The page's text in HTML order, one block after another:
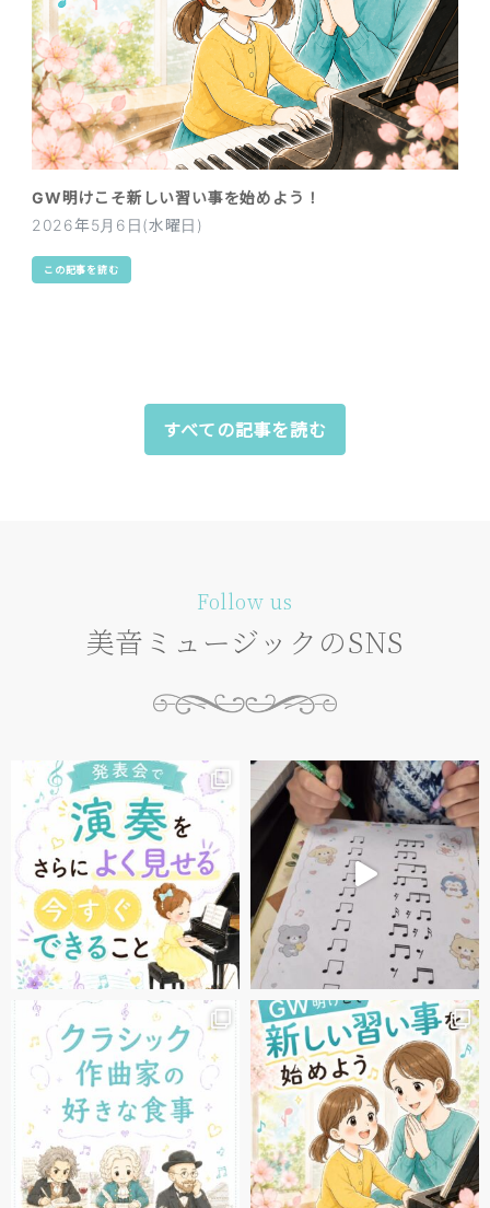
GW明けこそ新しい習い事を始めよう！
2026年5月6日(水曜日)
この記事を読む
すべての記事を読む
Follow us
美音ミュージックのSNS